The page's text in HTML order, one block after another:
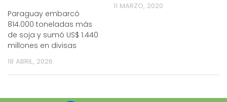
Paraguay embarcó
814.000 toneladas más
de soja y sumó US$ 1.440
millones en divisas
18 ABRIL, 2026
11 MARZO, 2020